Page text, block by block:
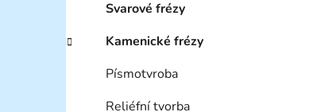
Svarové frézy
Kamenické frézy
Písmotvroba
Reliéfní tvorba